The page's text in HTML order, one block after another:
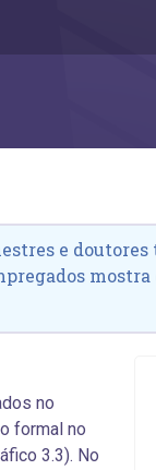
e
no
formal no
3.3). No